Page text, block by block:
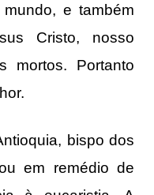
e também
Cristo, nosso
mortos. Portanto
bispo dos
em remédio de